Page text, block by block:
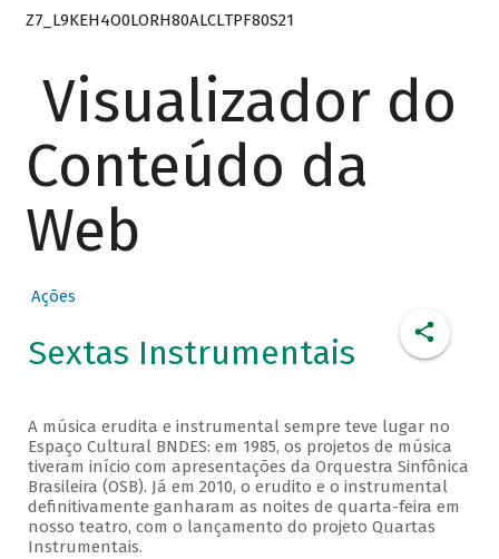
Z7_L9KEH4O0LORH80ALCLTPF80S21
Visualizador do
Conteúdo da
Web
Ações
Sextas Instrumentais
A música erudita e instrumental sempre teve lugar no
Espaço Cultural BNDES: em 1985, os projetos de música
tiveram início com apresentações da Orquestra Sinfônica
Brasileira (OSB). Já em 2010, o erudito e o instrumental
definitivamente ganharam as noites de quarta-feira em
nosso teatro, com o lançamento do projeto Quartas
Instrumentais.